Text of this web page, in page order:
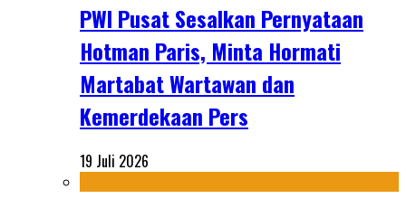
PWI Pusat Sesalkan Pernyataan
Hotman Paris, Minta Hormati
Martabat Wartawan dan
Kemerdekaan Pers
19 Juli 2026